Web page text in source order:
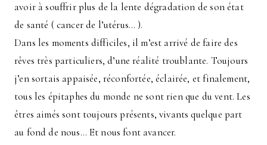
avoir à souffrir plus de la lente dégradation de son état
de santé ( cancer de l’utérus… ).
Dans les moments difficiles, il m’est arrivé de faire des
rêves très particuliers, d’une réalité troublante. Toujours
j’en sortais appaisée, réconfortée, éclairée, et finalement,
tous les épitaphes du monde ne sont rien que du vent. Les
êtres aimés sont toujours présents, vivants quelque part
au fond de nous… Et nous font avancer.